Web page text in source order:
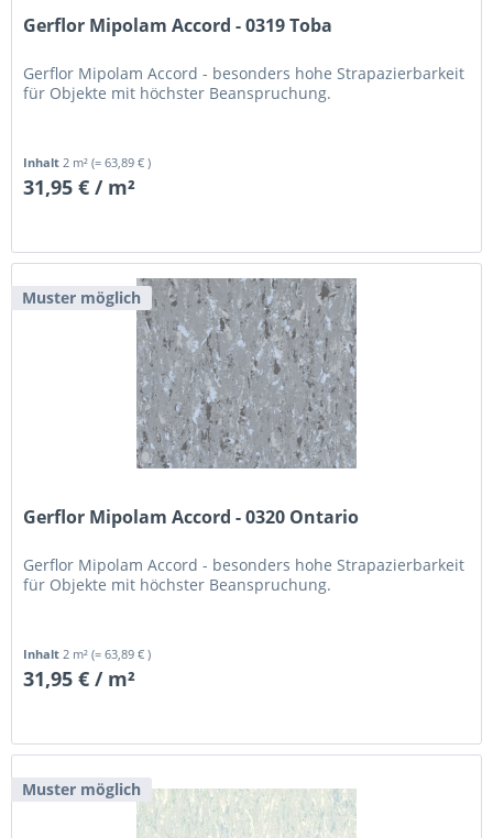
Gerflor Mipolam Accord - 0319 Toba
Gerflor Mipolam Accord - besonders hohe Strapazierbarkeit
für Objekte mit höchster Beanspruchung.
Inhalt2 m²(= 63,89 € )
31,95 € / m²
Muster möglich
Gerflor Mipolam Accord - 0320 Ontario
Gerflor Mipolam Accord - besonders hohe Strapazierbarkeit
für Objekte mit höchster Beanspruchung.
Inhalt 2 m²(= 63,89 € )
31,95 € / m²
Muster möglich